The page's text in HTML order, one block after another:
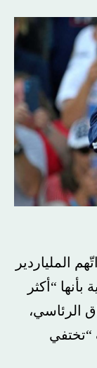
الملياردير
“أكثر
الرئاسي،